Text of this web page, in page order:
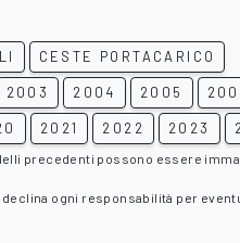
CESTE PORTACARICO
2003 2004 2005
2021 2022 2023
precedenti possono essere
ogni responsabilità per